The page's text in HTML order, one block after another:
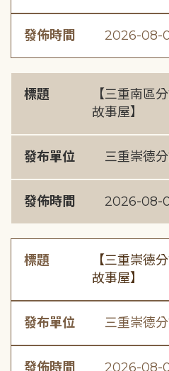
發佈時間 2026-08-
標題
【三重南區
故事屋】
發布單位 三重崇德
發佈時間 2026-08-
標題
【三重崇德
故事屋】
發布單位 三重崇德
發佈時間 2026-08-